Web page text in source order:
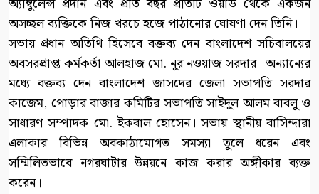
অসচ্ছল ব্যক্তিকে নিজ খরচে হজে পাঠানোর ঘোষণা দেন তিনি।
সভায় প্রধান অতিথি হিসেবে বক্তব্য দেন বাংলাদেশ সচিবালয়ের
অবসরপ্রাপ্ত কর্মকর্তা আলহাজ মো. নুর নওয়াজ সরদার। অন্যান্যের
মধ্যে বক্তব্য দেন বাংলাদেশ জাসদের জেলা সভাপতি সরদার
কাজেম, পোড়ার বাজার কমিটির সভাপতি সাইদুল আলম বাবলু ও
সাধারণ সম্পাদক মো. ইকবাল হোসেন। সভায় স্থানীয় বাসিন্দারা
এলাকার বিভিন্ন অবকাঠামোগত সমস্যা তুলে ধরেন এবং
সম্মিলিতভাবে নগরঘাটার উন্নয়নে কাজ করার অঙ্গীকার ব্যক্ত
করেন।